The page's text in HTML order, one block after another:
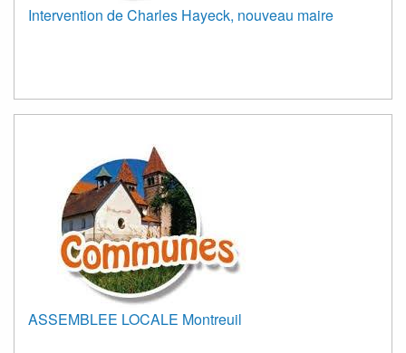
Intervention de Charles Hayeck, nouveau maire
ASSEMBLEE LOCALE Montreuil